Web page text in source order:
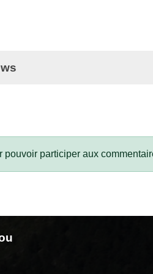
pouvoir participer aux